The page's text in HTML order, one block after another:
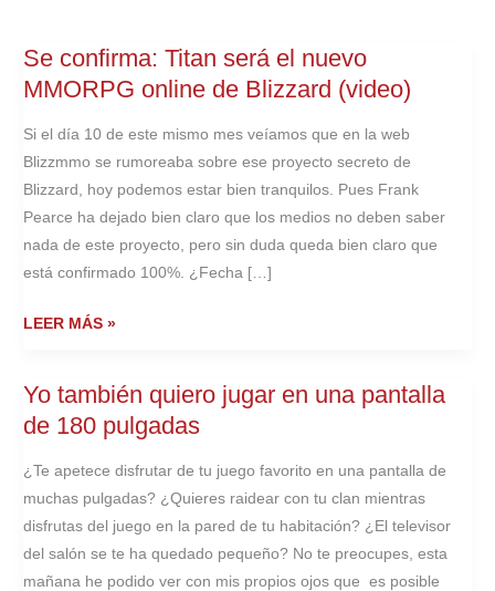
Se confirma: Titan será el nuevo
MMORPG online de Blizzard (video)
Si el día 10 de este mismo mes veíamos que en la web
Blizzmmo se rumoreaba sobre ese proyecto secreto de
Blizzard, hoy podemos estar bien tranquilos. Pues Frank
Pearce ha dejado bien claro que los medios no deben saber
nada de este proyecto, pero sin duda queda bien claro que
está confirmado 100%. ¿Fecha […]
SE
SERÁ
EL
LEER MÁS »
Yo también quiero jugar en una pantalla
de 180 pulgadas
¿Te apetece disfrutar de tu juego favorito en una pantalla de
muchas pulgadas? ¿Quieres raidear con tu clan mientras
disfrutas del juego en la pared de tu habitación? ¿El televisor
del salón se te ha quedado pequeño? No te preocupes, esta
mañana he podido ver con mis propios ojos que es posible